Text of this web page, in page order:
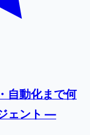
自動化まで何
ェント —